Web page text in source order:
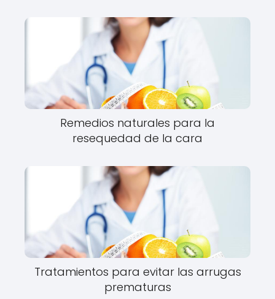
Remedios naturales para la
resequedad de la cara
Tratamientos para evitar las arrugas
prematuras